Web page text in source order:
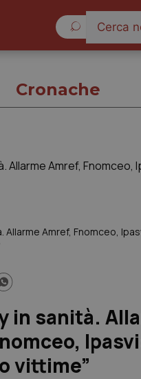
Cronache
Amref, Fnomceo,
in sanità.
vittime”